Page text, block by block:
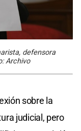
defensora
Archivo
sobre la
judicial, pero